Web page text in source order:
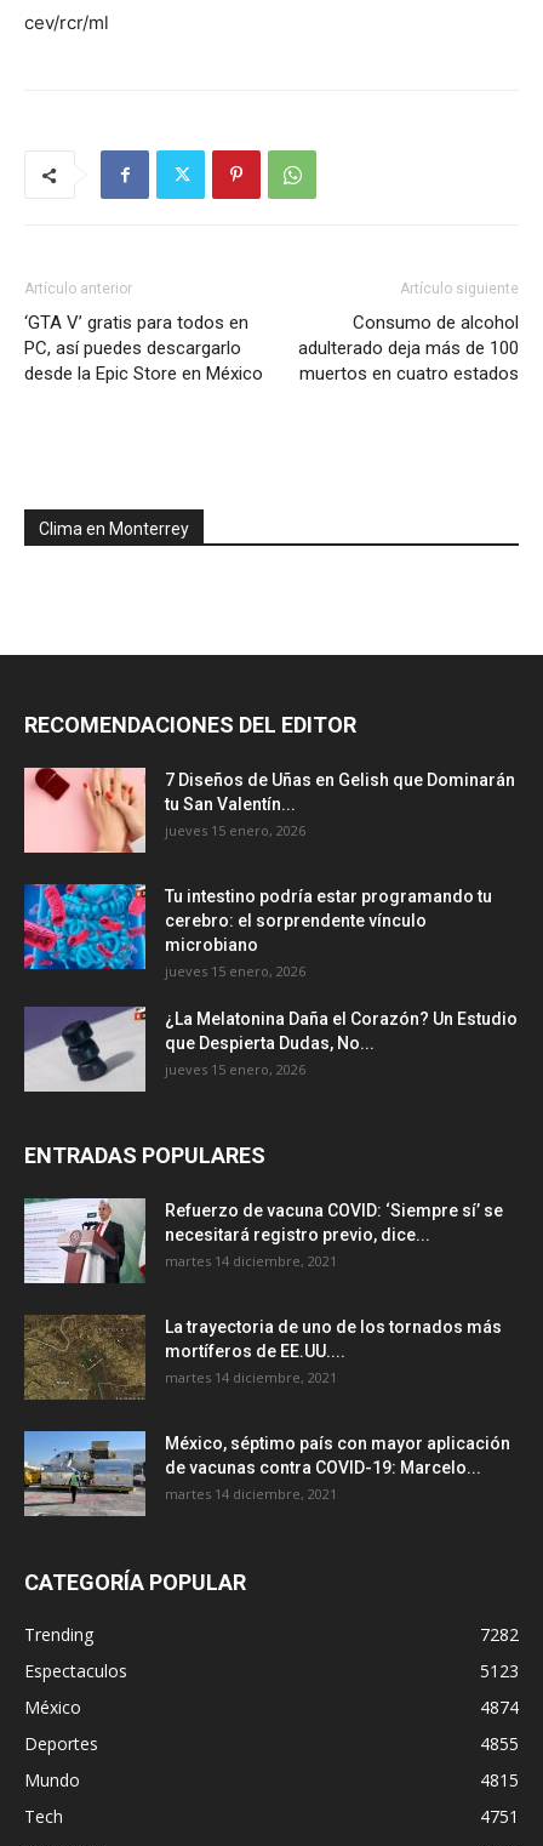
cev/rcr/ml
Artículo anterior
‘GTA V’ gratis para todos en
PC, así puedes descargarlo
desde la Epic Store en México
Artículo siguiente
Consumo de alcohol
adulterado deja más de 100
muertos en cuatro estados
Clima en Monterrey
RECOMENDACIONES DEL EDITOR
7 Diseños de Uñas en Gelish que Dominarán
tu San Valentín...
jueves 15 enero, 2026
Tu intestino podría estar programando tu
cerebro: el sorprendente vínculo
microbiano
jueves 15 enero, 2026
¿La Melatonina Daña el Corazón? Un Estudio
que Despierta Dudas, No...
jueves 15 enero, 2026
ENTRADAS POPULARES
Refuerzo de vacuna COVID: ‘Siempre sí’ se
necesitará registro previo, dice...
martes 14 diciembre, 2021
La trayectoria de uno de los tornados más
mortíferos de EE.UU....
martes 14 diciembre, 2021
México, séptimo país con mayor aplicación
de vacunas contra COVID-19: Marcelo...
martes 14 diciembre, 2021
CATEGORÍA POPULAR
Trending
7282
Espectaculos
5123
México
4874
Deportes
4855
Mundo
4815
Tech
4751